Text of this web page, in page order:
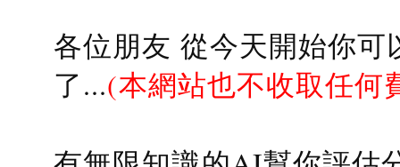
各位朋友 從今天開始你
了...(本網站也不收取任何